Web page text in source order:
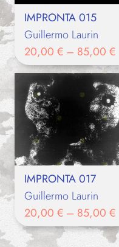
IMPRONTA 015
Guillermo Laurin
20,00 € – 85,00 €
IMPRONTA 017
Guillermo Laurin
20,00 € – 85,00 €